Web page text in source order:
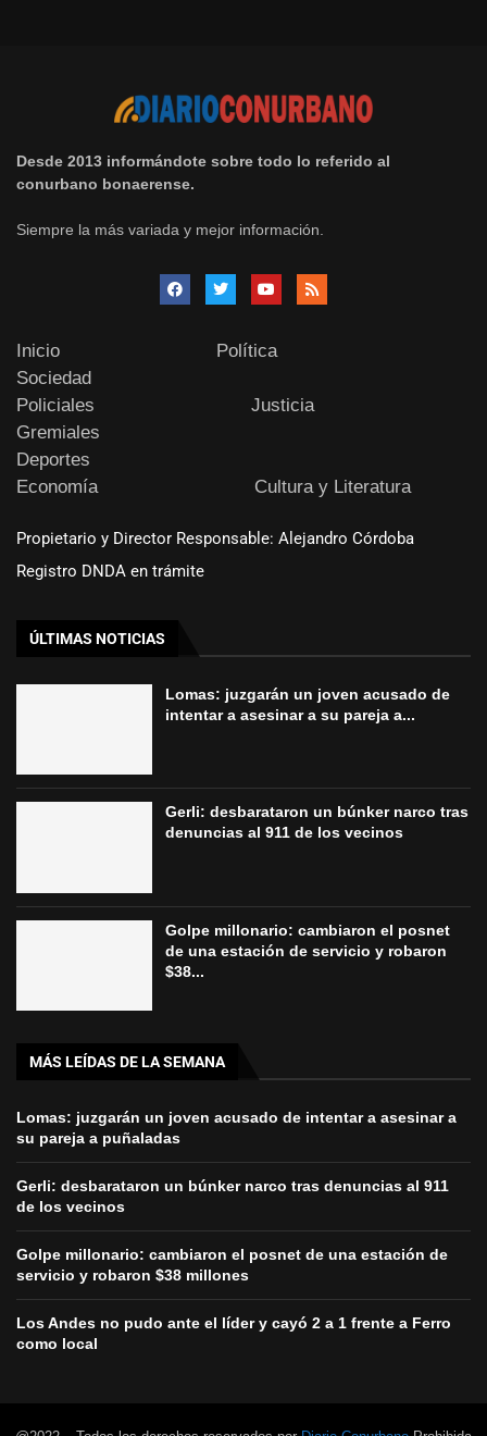
Desde 2013 informándote sobre todo lo referido al
conurbano bonaerense.
Siempre la más variada y mejor información.
Inicio
Política
Sociedad
Policiales
Justicia
Gremiales
Deportes
Economía
Cultura y Literatura
Propietario y Director Responsable: Alejandro Córdoba
Registro DNDA en trámite
ÚLTIMAS NOTICIAS
Lomas: juzgarán un joven acusado de
intentar a asesinar a su pareja a...
Gerli: desbarataron un búnker narco tras
denuncias al 911 de los vecinos
Golpe millonario: cambiaron el posnet
de una estación de servicio y robaron
$38...
MÁS LEÍDAS DE LA SEMANA
Lomas: juzgarán un joven acusado de intentar a asesinar a
su pareja a puñaladas
Gerli: desbarataron un búnker narco tras denuncias al 911
de los vecinos
Golpe millonario: cambiaron el posnet de una estación de
servicio y robaron $38 millones
Los Andes no pudo ante el líder y cayó 2 a 1 frente a Ferro
como local